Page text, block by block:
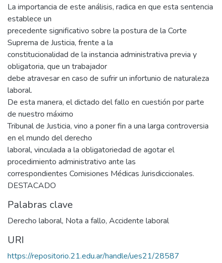
La importancia de este análisis, radica en que esta sentencia
establece un
precedente significativo sobre la postura de la Corte
Suprema de Justicia, frente a la
constitucionalidad de la instancia administrativa previa y
obligatoria, que un trabajador
debe atravesar en caso de sufrir un infortunio de naturaleza
laboral.
De esta manera, el dictado del fallo en cuestión por parte
de nuestro máximo
Tribunal de Justicia, vino a poner fin a una larga controversia
en el mundo del derecho
laboral, vinculada a la obligatoriedad de agotar el
procedimiento administrativo ante las
correspondientes Comisiones Médicas Jurisdiccionales.
DESTACADO
Palabras clave
Derecho laboral, Nota a fallo, Accidente laboral
URI
https://repositorio.21.edu.ar/handle/ues21/28587